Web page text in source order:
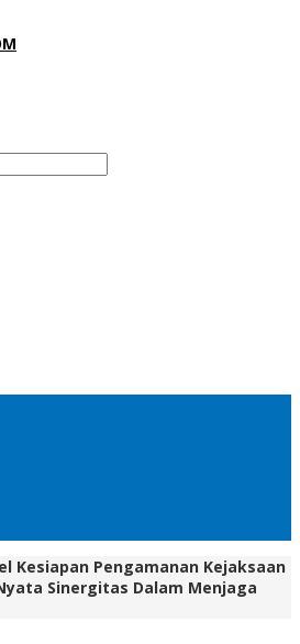
Kesiapan Pengamanan Kejaksaan
Sinergitas Dalam Menjaga